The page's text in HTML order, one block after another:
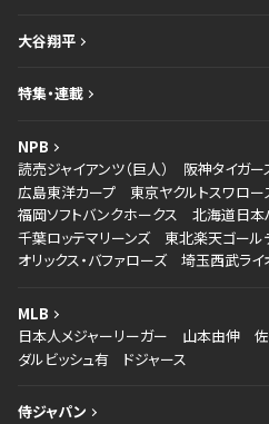
大谷翔平
特集・連載
NPB
読売ジャイアンツ（巨人）
阪神タイガー
広島東洋カープ
東京ヤクルトスワロー
福岡ソフトバンクホークス
北海道日本
千葉ロッテマリーンズ
東北楽天ゴール
オリックス・バファローズ
埼玉西武ライ
MLB
日本人メジャーリーガー
山本由伸
ダルビッシュ有
ドジャース
侍ジャパン